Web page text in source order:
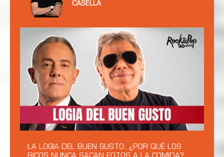
CASELLA
LA LOGIA DEL BUEN GUSTO: ¿POR QUÉ LOS